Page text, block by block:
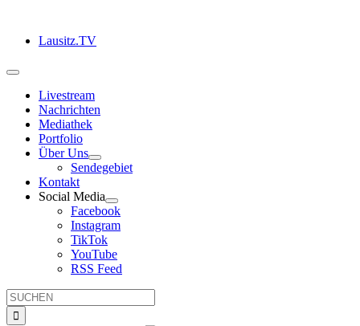
springenLausitz.TV
Toggle
NavigationLivestream
Nachrichten
Mediathek
Portfolio
Über Uns
Sendegebiet
Kontakt
Social Media
Facebook
Instagram
TikTok
YouTube
RSS Feed
Suche
nach: